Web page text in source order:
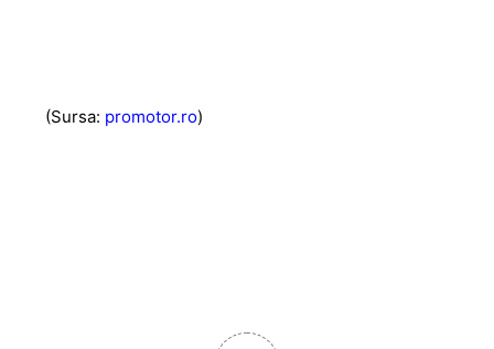
(Sursa: promotor.ro)